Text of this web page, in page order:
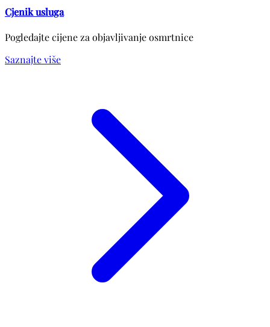
Cjenik usluga
Pogledajte cijene za objavljivanje osmrtnice
Saznajte više